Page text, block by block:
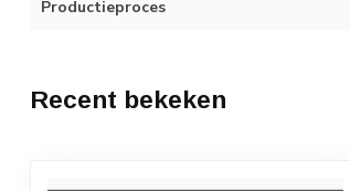
Productieproces
Recent bekeken